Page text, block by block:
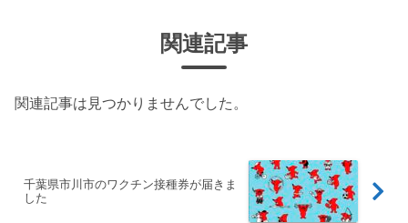
関連記事
関連記事は見つかりませんでした。
千葉県市川市のワクチン接種券が届きま
した